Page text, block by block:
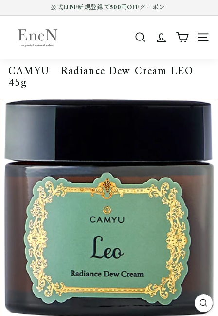
ン
る
Pause
公式LINE新規登録で500円OFFクーポン
N
o
n
l
s
h
o
SEARCH
CAMYU Radiance Dew Cream LEO
45g